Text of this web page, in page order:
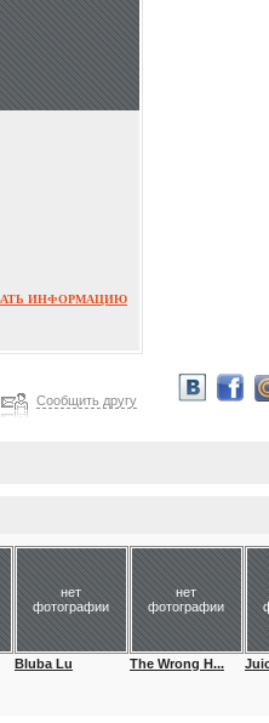
ИНФОРМАЦИЮ
Сообщить другу
нет
фотографии
Bluba Lu
нет
фотографии
The Wrong H...